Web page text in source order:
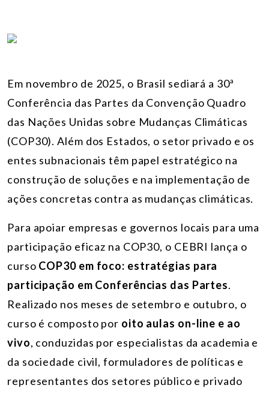
Em novembro de 2025, o Brasil sediará a 30ª
Conferência das Partes da Convenção Quadro
das Nações Unidas sobre Mudanças Climáticas
(COP30). Além dos Estados, o setor privado e os
entes subnacionais têm papel estratégico na
construção de soluções e na implementação de
ações concretas contra as mudanças climáticas.
Para apoiar empresas e governos locais para uma
participação eficaz na COP30, o CEBRI lança o
curso COP30 em foco: estratégias para
participação em Conferências das Partes.
Realizado nos meses de setembro e outubro, o
curso é composto por oito aulas on-line e ao
vivo, conduzidas por especialistas da academia e
da sociedade civil, formuladores de políticas e
representantes dos setores público e privado